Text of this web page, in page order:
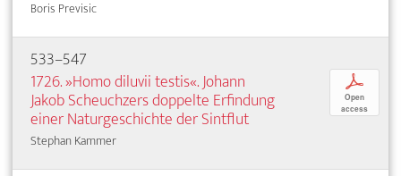
Boris Previsic
533–547
1726. »Homo diluvii testis«. Johann
Jakob Scheuchzers doppelte Erfindung
einer Naturgeschichte der Sintflut
Stephan Kammer
p
Open
access